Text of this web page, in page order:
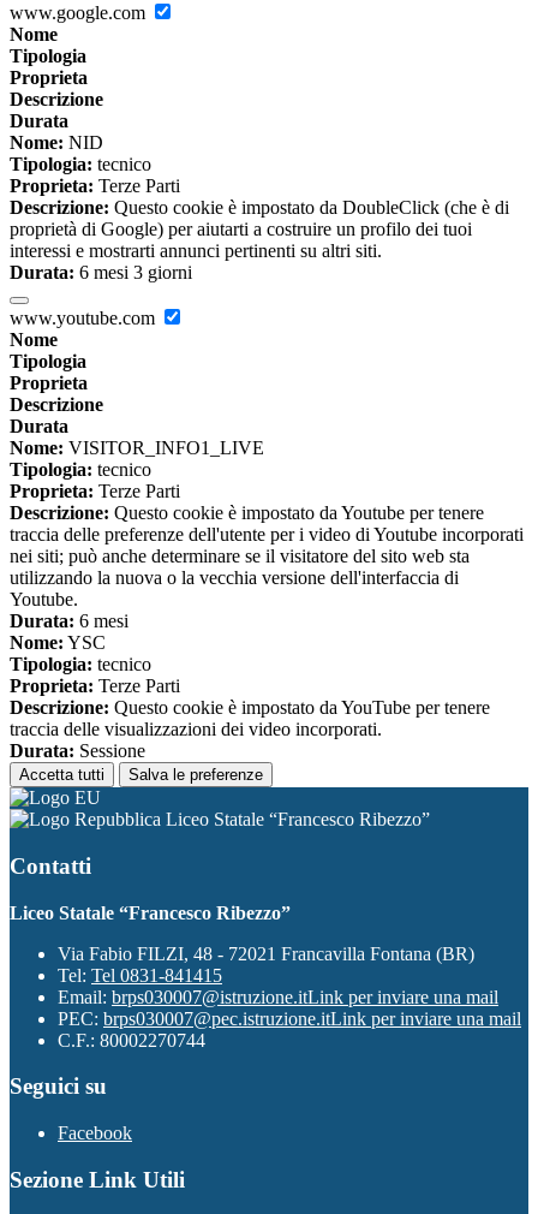
www.google.com
Nome
Tipologia
Proprieta
Descrizione
Durata
Nome: NID
Tipologia: tecnico
Proprieta: Terze Parti
Descrizione: Questo cookie è impostato da DoubleClick (che è di
proprietà di Google) per aiutarti a costruire un profilo dei tuoi
interessi e mostrarti annunci pertinenti su altri siti.
Durata: 6 mesi 3 giorni
www.youtube.com
Nome
Tipologia
Proprieta
Descrizione
Durata
Nome: VISITOR_INFO1_LIVE
Tipologia: tecnico
Proprieta: Terze Parti
Descrizione: Questo cookie è impostato da Youtube per tenere
traccia delle preferenze dell'utente per i video di Youtube incorporati
nei siti; può anche determinare se il visitatore del sito web sta
utilizzando la nuova o la vecchia versione dell'interfaccia di
Youtube.
Durata: 6 mesi
Nome: YSC
Tipologia: tecnico
Proprieta: Terze Parti
Descrizione: Questo cookie è impostato da YouTube per tenere
traccia delle visualizzazioni dei video incorporati.
Durata: Sessione
Accetta tutti Salva le preferenze
Liceo Statale “Francesco Ribezzo”
Contatti
Liceo Statale “Francesco Ribezzo”
Via Fabio FILZI, 48 - 72021 Francavilla Fontana (BR)
Tel: Tel 0831-841415
Email: brps030007@istruzione.itLink per inviare una mail
PEC: brps030007@pec.istruzione.itLink per inviare una mail
C.F.: 80002270744
Seguici su
Facebook
Sezione Link Utili